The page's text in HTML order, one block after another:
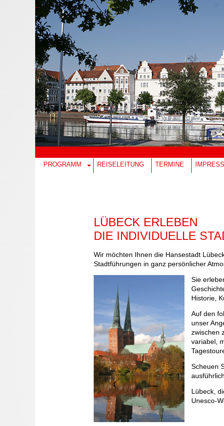
PROGRAMM REISELEITUNG TERMINE
LÜBECK ERLEBEN
DIE INDIVIDUELLE
Wir möchten Ihnen die Hansestadt
Stadtführungen in ganz persönlicher
Sie
Historie,
Auf den
unser
zwischen
variabel,
Scheuen
Lübeck,
Unesco-